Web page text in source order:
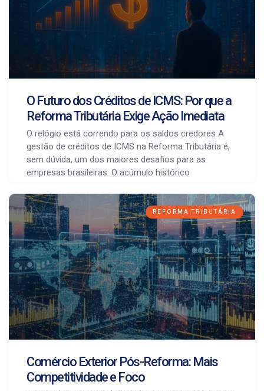
O Futuro dos Créditos de ICMS: Por que a
Reforma Tributária Exige Ação Imediata
O relógio está correndo para os saldos credores A
gestão de créditos de ICMS na Reforma Tributária é,
sem dúvida, um dos maiores desafios para as
empresas brasileiras. O acúmulo histórico
REFORMA TRIBUTÁRIA
Comércio Exterior Pós-Reforma: Mais
Competitividade e Foco